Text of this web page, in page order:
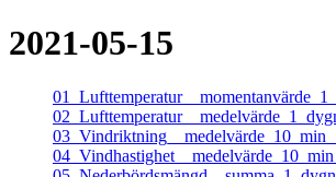
2021-05-15